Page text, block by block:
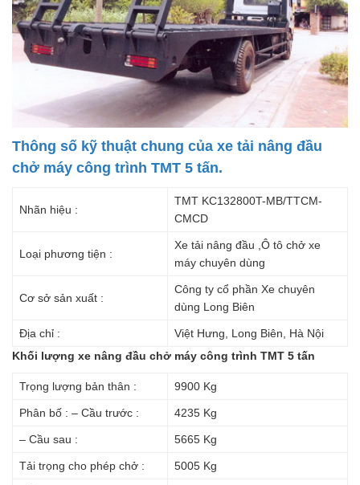
Thông số kỹ thuật chung của xe tải nâng đầu
chở máy công trình TMT 5 tấn.
Nhãn hiệu :
TMT KC132800T-MB/TTCM-
CMCD
Loại phương tiện :
Xe tải nâng đầu ,Ô tô chở xe
máy chuyên dùng
Cơ sở sản xuất :
Công ty cổ phần Xe chuyên
dùng Long Biên
Địa chỉ :
Việt Hưng, Long Biên, Hà Nội
Khối lượng xe nâng đầu chở máy công trình TMT 5 tấn
Trọng lượng bản thân : 9900 Kg
Phân bố : – Cầu trước : 4235 Kg
– Cầu sau : 5665 Kg
Tải trọng cho phép chở : 5005 Kg